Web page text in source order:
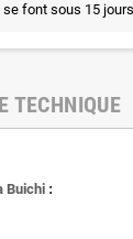
font sous 15
TECHNIQUE
Buichi :